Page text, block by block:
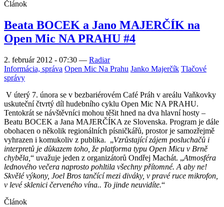
Článok
Beata BOCEK a Jano MAJERČÍK na
Open Mic NA PRAHU #4
2. február 2012 - 07:30 — Radiar
Informácia, správa Open Mic Na Prahu Janko Majerčík Tlačové
správy
V úterý 7. února se v bezbariérovém Café Práh v areálu Vaňkovky
uskuteční čtvrtý díl hudebního cyklu Open Mic NA PRAHU.
Tentokrát se návštěvníci mohou těšit hned na dva hlavní hosty –
Beatu BOCEK a Jana MAJERČÍKA ze Slovenska. Program je dále
obohacen o několik regionálních písničkářů, prostor je samozřejmě
vyhrazen i komukoliv z publika. „Vzrůstající zájem posluchačů i
interpretů je důkazem toho, že platforma typu Open Micu v Brně
chyběla, “ uvažuje jeden z organizátorů Ondřej Machát. „Atmosféra
lednového večera naprosto pohltila všechny přítomné. A aby ne!
Skvělé výkony, Joel Bros tančící mezi diváky, v pravé ruce mikrofon,
v levé sklenici červeného vína.. To jinde neuvidíte.“
Článok